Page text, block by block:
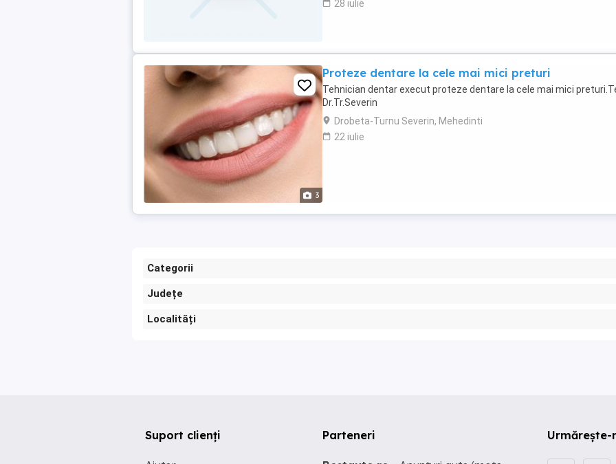
28 iulie
3
Proteze dentare la cele mai mici preturi
Tehnician dentar execut proteze dentare la cele mai mici
Dr.Tr.Severin
Drobeta-Turnu Severin, Mehedinti
22 iulie
Categorii
Județe
Localități
Urmărește-
Suport clienți Parteneri